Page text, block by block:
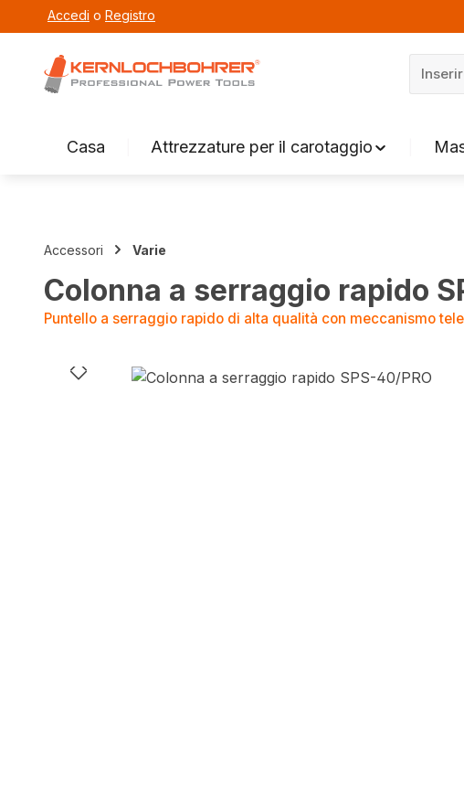
Vai alla navigazione principale
Accedi o Registro
Casa Attrezzature per il carotaggio
Accessori Varie
Colonna a serraggio rapido
Puntello a serraggio rapido di alta qualità con meccanismo
Salta la galleria di immagini